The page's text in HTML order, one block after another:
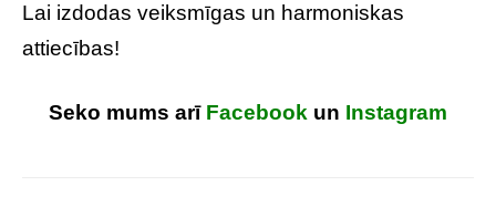
Lai izdodas veiksmīgas un harmoniskas
attiecības!
Seko mums arī Facebook un Instagram